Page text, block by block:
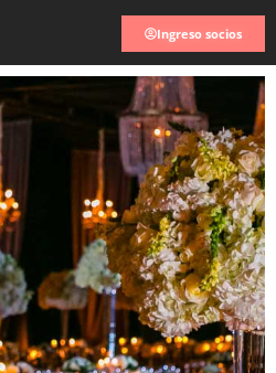
Ingreso socios